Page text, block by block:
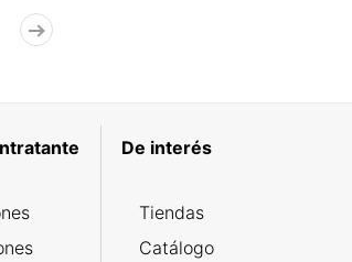
De interés
Tiendas
Catálogo